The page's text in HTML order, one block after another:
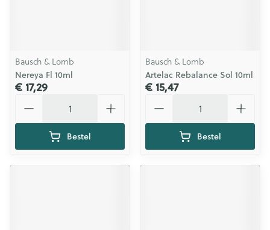
Bausch & Lomb
Nereya Fl 10ml
€ 17,29
Bestel
Bausch & Lomb
Artelac Rebalance Sol 10ml
€ 15,47
Bestel